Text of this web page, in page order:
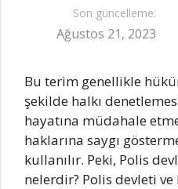
Son güncelleme:
Ağustos 21, 2023
Bu terim genellikle
şekilde halkı
hayatına müdahale
haklarına saygı
kullanılır. Peki, Polis
nelerdir? Polis devleti